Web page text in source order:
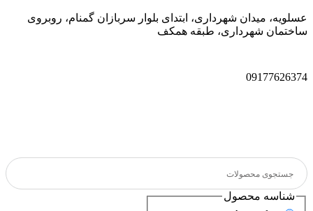
عسلویه، میدان شهرداری، ابتدای بلوار سربازان گمنام، روبروی
ساختمان شهرداری، طبقه همکف
09177626374
شناسه محصول